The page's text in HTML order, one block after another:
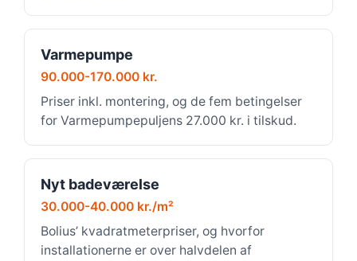
Varmepumpe
90.000-170.000 kr.
Priser inkl. montering, og de fem betingelser
for Varmepumpepuljens 27.000 kr. i tilskud.
Nyt badeværelse
30.000-40.000 kr./m²
Bolius’ kvadratmeterpriser, og hvorfor
installationerne er over halvdelen af